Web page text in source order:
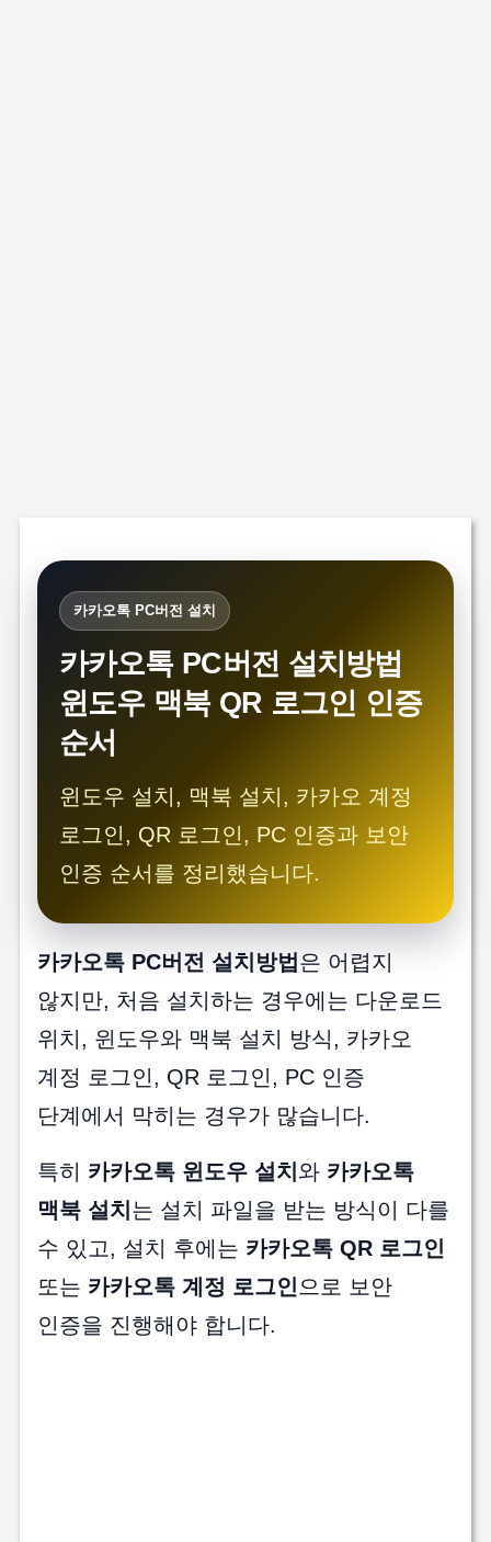
카카오톡 PC버전 설치
카카오톡 PC버전 설치방법
윈도우 맥북 QR 로그인 인증
순서
윈도우 설치, 맥북 설치, 카카오 계정
로그인, QR 로그인, PC 인증과 보안
인증 순서를 정리했습니다.
카카오톡 PC버전 설치방법은 어렵지
않지만, 처음 설치하는 경우에는 다운로드
위치, 윈도우와 맥북 설치 방식, 카카오
계정 로그인, QR 로그인, PC 인증
단계에서 막히는 경우가 많습니다.
특히 카카오톡 윈도우 설치와 카카오톡
맥북 설치는 설치 파일을 받는 방식이 다를
수 있고, 설치 후에는 카카오톡 QR 로그인
또는 카카오톡 계정 로그인 으로 보안
인증을 진행해야 합니다.